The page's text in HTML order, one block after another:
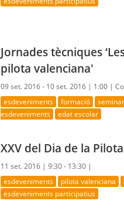
Jornades tècniques
pilota valenciana'
09 set. 2016 - 10 set. 2016 | 1:00 |
esdeveniments formació
esdeveniments
edat escolar
XXV del Dia de la
11 set. 2016 |9:30 - 13:30 |
esdeveniments pilota valenciana
esdeveniments participatius